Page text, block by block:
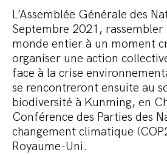
L’Assemblée Générale des
Septembre 2021, rassembler
monde entier à un moment
organiser une action
face à la crise
se rencontreront ensuite au
biodiversité à Kunming, en
Conférence des Parties des
changement climatique
Royaume-Uni.